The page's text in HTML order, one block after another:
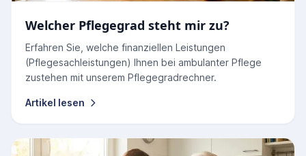
Welcher Pflegegrad steht mir zu?
Erfahren Sie, welche finanziellen Leistungen
(Pflegesachleistungen) Ihnen bei ambulanter Pflege
zustehen mit unserem Pflegegradrechner.
Artikel lesen